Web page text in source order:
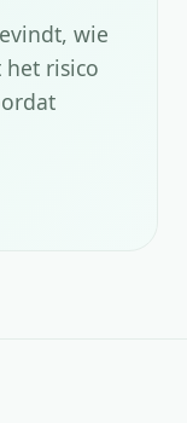
wie
risico